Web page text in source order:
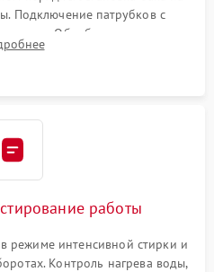
Подключение патрубков с
Обработка стыков
возможных протечек воды.
работы
режиме интенсивной стирки и
Контроль нагрева воды,